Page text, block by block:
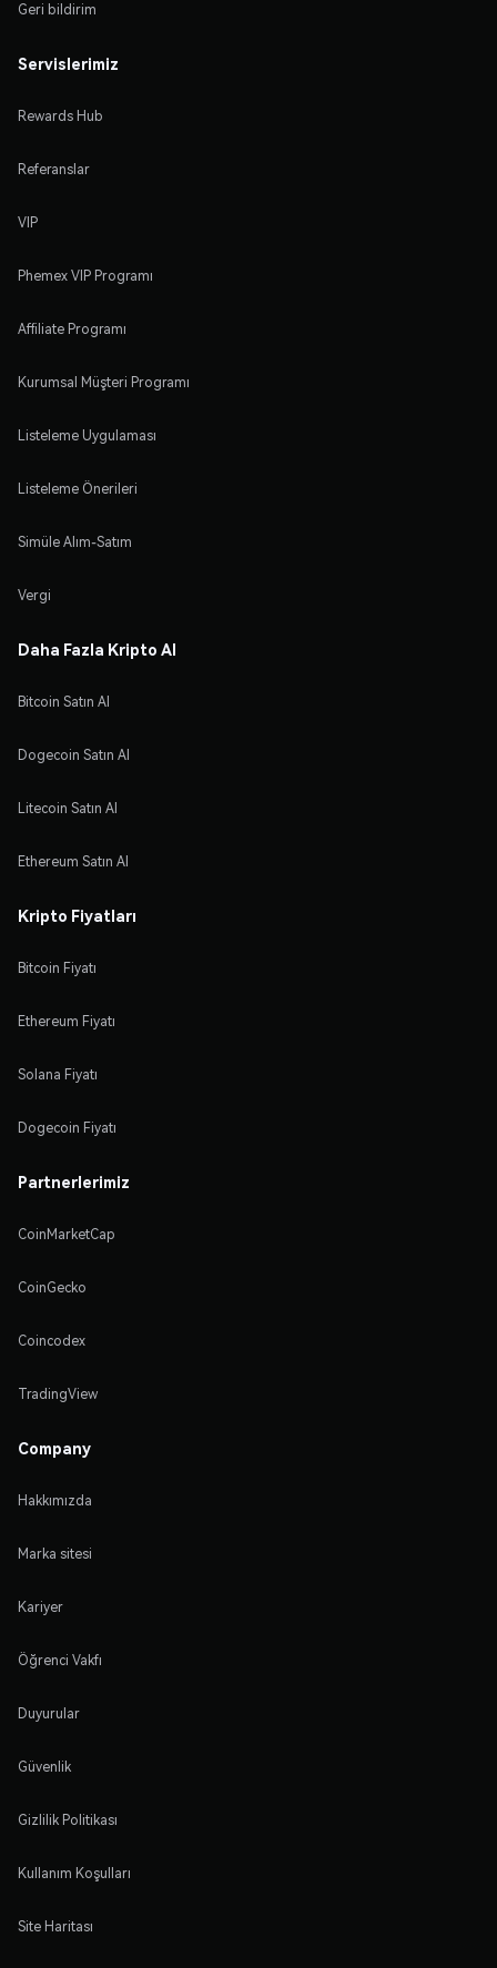
Geri bildirim
Servislerimiz
Rewards Hub
Referanslar
VIP
Phemex VIP Programı
Affiliate Programı
Kurumsal Müşteri Programı
Listeleme Uygulaması
Listeleme Önerileri
Simüle Alım-Satım
Vergi
Daha Fazla Kripto Al
Bitcoin Satın Al
Dogecoin Satın Al
Litecoin Satın Al
Ethereum Satın Al
Kripto Fiyatları
Bitcoin Fiyatı
Ethereum Fiyatı
Solana Fiyatı
Dogecoin Fiyatı
Partnerlerimiz
CoinMarketCap
CoinGecko
Coincodex
TradingView
Company
Hakkımızda
Marka sitesi
Kariyer
Öğrenci Vakfı
Duyurular
Güvenlik
Gizlilik Politikası
Kullanım Koşulları
Site Haritası